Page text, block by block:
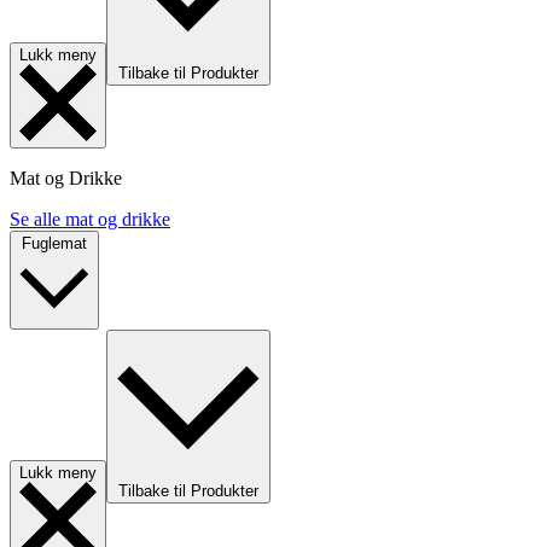
Lukk meny
Tilbake til Produkter
Mat og Drikke
Se alle mat og drikke
Lukk meny
Tilbake til Produkter